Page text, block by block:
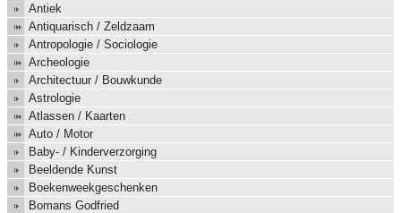
Antiek
Antiquarisch / Zeldzaam
Antropologie / Sociologie
Archeologie
Architectuur / Bouwkunde
Astrologie
Atlassen / Kaarten
Auto / Motor
Baby- / Kinderverzorging
Beeldende Kunst
Boekenweekgeschenken
Bomans Godfried